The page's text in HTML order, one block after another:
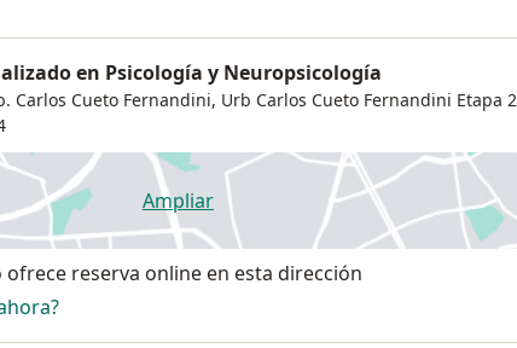
en Psicología y Neuropsicología
Carlos Cueto Fernandini, Urb Carlos Cueto Fernandini Etapa 2
Ampliarse abre en una nueva pestaña
ofrece reserva online en esta dirección